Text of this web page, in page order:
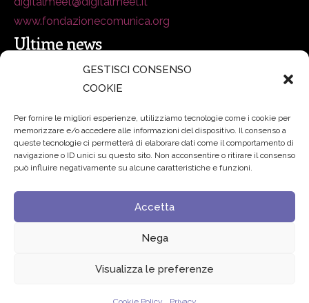
GESTISCI CONSENSO
COOKIE
Per fornire le migliori esperienze, utilizziamo tecnologie come i cookie per
memorizzare e/o accedere alle informazioni del dispositivo. Il consenso a
queste tecnologie ci permetterà di elaborare dati come il comportamento di
navigazione o ID unici su questo sito. Non acconsentire o ritirare il consenso
può influire negativamente su alcune caratteristiche e funzioni.
Accetta
Nega
Visualizza le preferenze
www.fondazionecomunica.org
Ultime news
secsolutionforum 2026: è Bologna la nuova capitale
Padre Benanti: «Intelligenza artificiale? Contro i nuovi
algoritmi del potere serve una governance condivisa»
Edvance – Digital Education Hub Higher Education